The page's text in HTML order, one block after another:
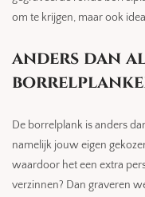
om te krijgen, maar ook
anders dan
De borrelplank is anders
namelijk jouw eigen
waardoor het een extra
verzinnen? Dan graveren